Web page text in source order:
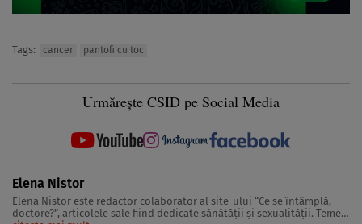
Tags: cancer pantofi cu toc
Urmărește CSID pe Social Media
Elena Nistor
Elena Nistor este redactor colaborator al site-ului “Ce se întâmplă,
doctore?”, articolele sale fiind dedicate sănătăţii şi sexualităţii. Temele